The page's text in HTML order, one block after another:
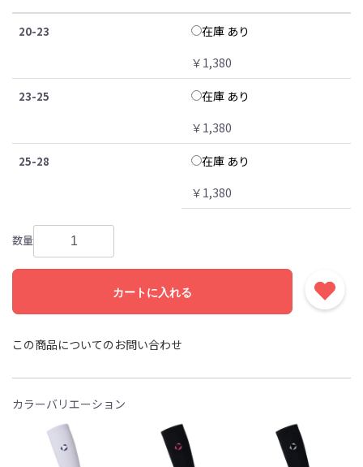
20-23
在庫 あり
￥1,380
23-25
在庫 あり
￥1,380
25-28
在庫 あり
￥1,380
数量
カートに入れる
この商品についてのお問い合わせ
カラーバリエーション